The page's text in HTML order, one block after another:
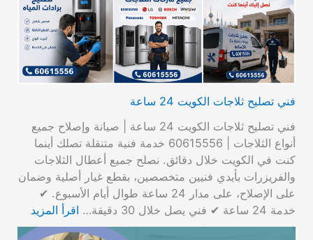
فني تصليح ثلاجات الكويت 24 ساعة
فني تصليح ثلاجات الكويت 24 ساعة | صيانة وإصلاح جميع
أنواع الثلاجات | 60615556 خدمة فنية متنقلة تصلك أينما
كنت في الكويت خلال دقائق. نصلح جميع أعطال الثلاجات
والفريزرات بأيدي فنيين متخصصين، بقطع غيار أصلية وضمان
على الإصلاح، على مدار 24 ساعة طوال أيام الأسبوع. ✔
خدمة 24 ساعة ✔ فني يصل خلال 30 دقيقة…
اقرأ المزيد